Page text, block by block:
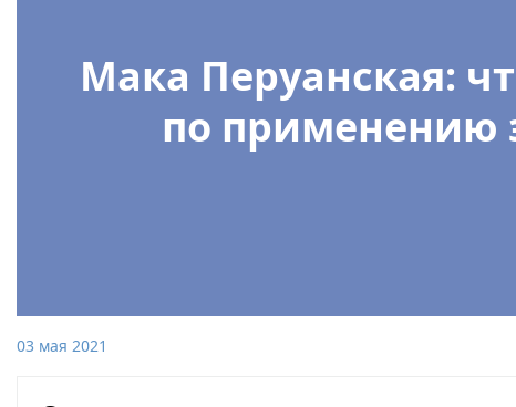
Мака Перуанская:
по применению
03 мая 2021